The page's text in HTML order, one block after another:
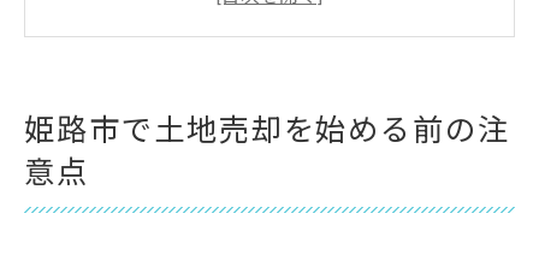
土地の売却方法が姫路市で重要な理由
姫路市土地売却で方法選びが重要な理由
姫路市で土地売却を始める前の注
意点